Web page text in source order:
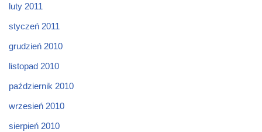
luty 2011
styczeń 2011
grudzień 2010
listopad 2010
październik 2010
wrzesień 2010
sierpień 2010